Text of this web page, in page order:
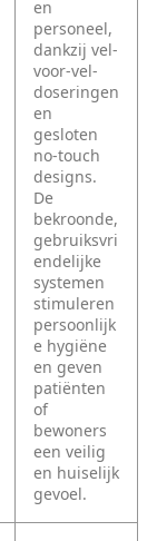
en
personeel,
dankzij vel-
voor-vel-
doseringen
en
gesloten
no-touch
designs.
De
bekroonde,
gebruiksvri
endelijke
systemen
stimuleren
persoonlijk
e hygiëne
en geven
patiënten
of
bewoners
een veilig
en huiselijk
gevoel.